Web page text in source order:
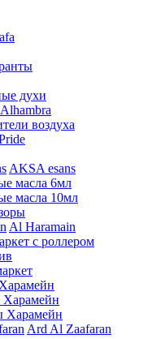
духи
воздуха
AKSA esans
масла 6мл
масла 10мл
Al Haramain
с роллером
Харамейн
Харамейн
Ard Al Zaafaran